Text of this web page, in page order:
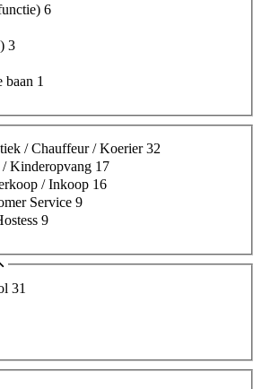
6
3
baan 1
/ Chauffeur / Koerier32
Kinderopvang 17
/ Inkoop 16
Service 9
9
31